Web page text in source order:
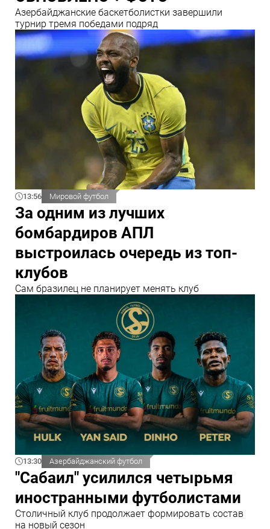
Азербайджанские баскетболистки завершили
турнир тремя победами подряд
13:56 Мировой футбол
За одним из лучших
бомбардиров АПЛ
выстроилась очередь из топ-
клубов
Сам бразилец не планирует менять клуб
13:30 Азербайджанский футбол
"Сабаил" усилился четырьмя
иностранными футболистами
Столичный клуб продолжает формировать состав
на новый сезон